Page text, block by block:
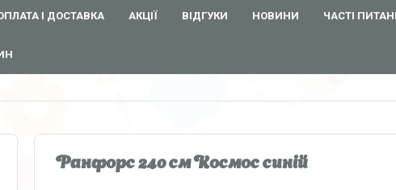
І ДОСТАВКА АКЦІЇ ВІДГУКИ НОВИНИ ЧАСТІ
Ранфорс 240 см Космос синій